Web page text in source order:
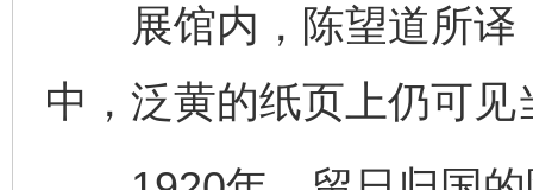
展馆内，陈望道所译
中，泛黄的纸页上仍可